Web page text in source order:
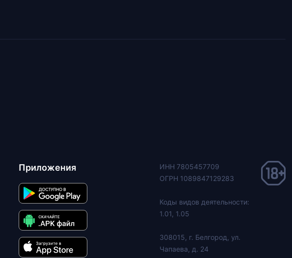
Приложения
ИНН 7805457709
ОГРН 1089847129283
Коды видов деятельности:
1.01, 1.05
308015, г. Белгород, ул.
Чапаева, д. 24